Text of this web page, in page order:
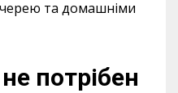
та домашніми
потрібен